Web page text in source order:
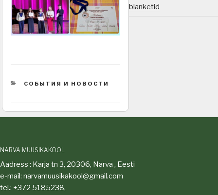
CATEGORIES
СОБЫТИЯ И НОВОСТИ
blanketid
NARVA MUUSIKAKOOL
Aadress : Karja tn 3, 20306, Narva , Eesti
e-mail: narvamuusikakool@gmail.com
tel.: +372 5185238,